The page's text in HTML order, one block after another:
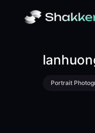
Portrait